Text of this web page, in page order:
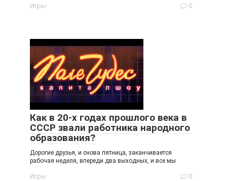
Игры 0
Как в 20-х годах прошлого века в
СССР звали работника народного
образования?
Дорогие друзья, и снова пятница, заканчивается
рабочая неделя, впереди два выходных, и все мы
Игры 0